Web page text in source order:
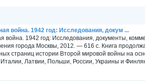
война. 1942 год: Исследования, докум ...
война. 1942 год: Исследования, документы,
города Москвы, 2012. — 616 с. Книга
страниц истории Второй мировой войны на
Латвии, Польши, России, Украины и